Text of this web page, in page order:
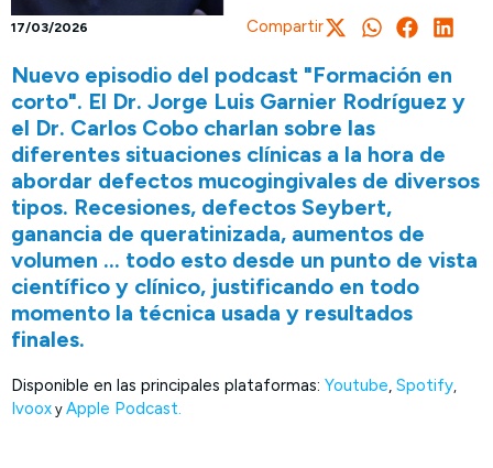
17/03/2026 Compartir
Nuevo episodio del podcast "Formación en
corto". El Dr. Jorge Luis Garnier Rodríguez y
el Dr. Carlos Cobo charlan sobre las
diferentes situaciones clínicas a la hora de
abordar defectos mucogingivales de diversos
tipos. Recesiones, defectos Seybert,
ganancia de queratinizada, aumentos de
volumen … todo esto desde un punto de vista
científico y clínico, justificando en todo
momento la técnica usada y resultados
finales.
Disponible en las principales plataformas: Youtube, Spotify,
Ivoox y Apple Podcast.